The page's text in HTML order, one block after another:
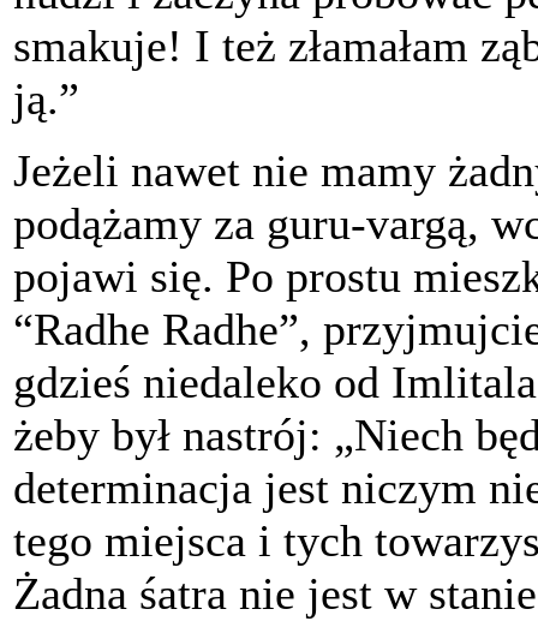
smakuje! I też złamałam
ją.”
Jeżeli nawet nie mamy
podążamy za guru-vargą,
pojawi się. Po prostu
“Radhe Radhe”,
gdzieś niedaleko od
żeby był nastrój: „Niech
determinacja jest niczym
tego miejsca i tych
Żadna śatra nie jest w